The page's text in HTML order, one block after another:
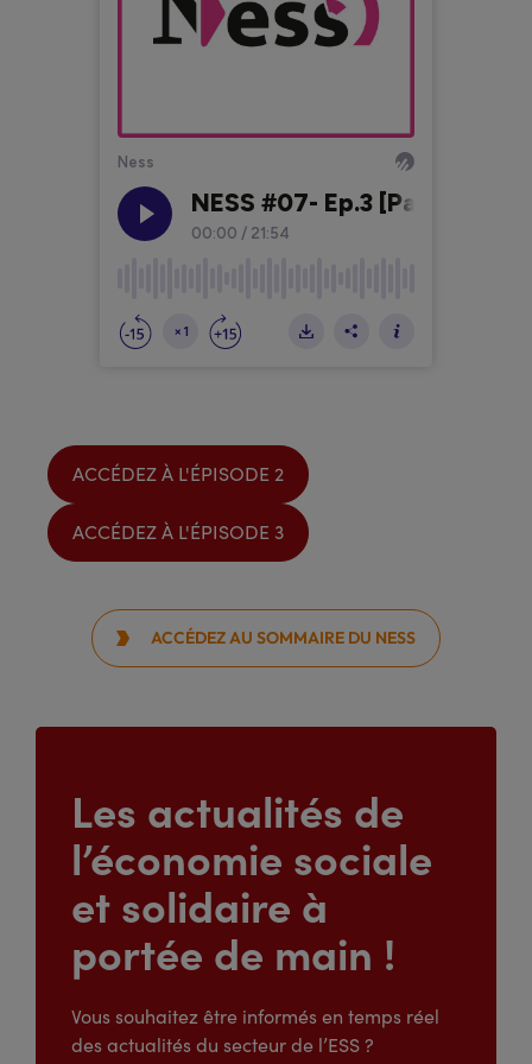
ACCÉDEZ À L'ÉPISODE 2
ACCÉDEZ À L'ÉPISODE 3
 ACCÉDEZ AU SOMMAIRE DU NESS
Les actualités de
l’économie sociale
et solidaire à
portée de main !
Vous souhaitez être informés en temps réel
des actualités du secteur de l’ESS ?